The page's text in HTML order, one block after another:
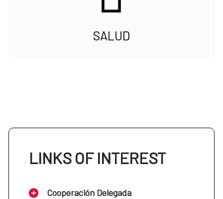
SALUD
LINKS OF INTEREST
Cooperación Delegada